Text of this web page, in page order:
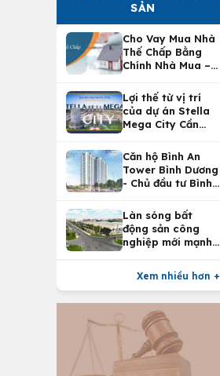
SẢN
Cho Vay Mua Nhà
Thế Chấp Bằng
Chính Nhà Mua –
Nhà Tại
Vietcombank
Lợi thế từ vị trí
của dự án Stella
Mega City Cần
Căn hộ Bình An
Tower Bình Dương
- Chủ đầu tư Bình
Làn sóng bất
động sản công
nghiệp mới mạnh
Xem nhiều hơn +